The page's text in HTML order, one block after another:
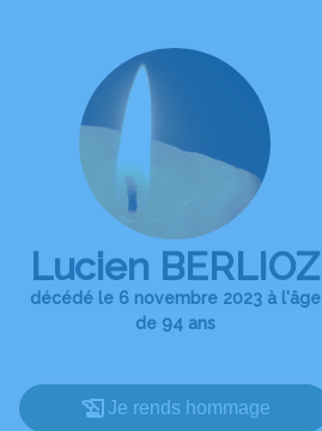
Lucien BERLIOZ
décédé le 6 novembre 2023 à l'âge
de 94 ans
Je rends hommage